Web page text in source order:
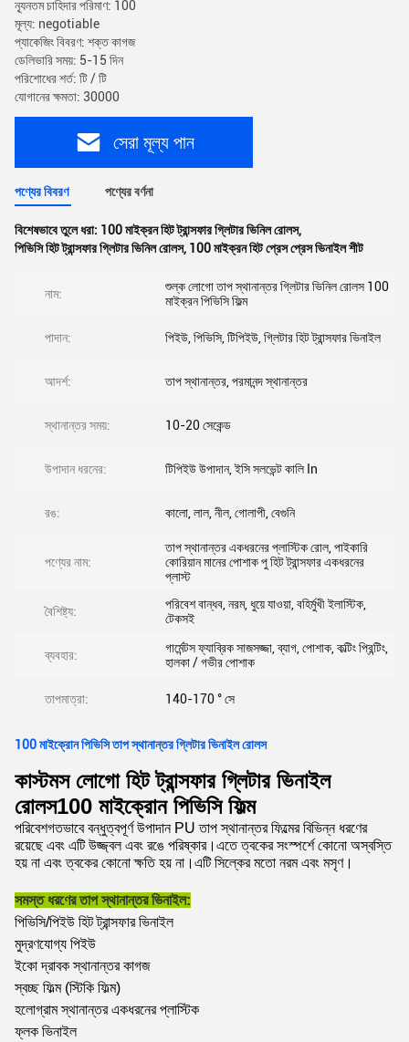
ন্যূনতম চাহিদার পরিমাণ: 100
মূল্য: negotiable
প্যাকেজিং বিবরণ: শক্ত কাগজ
ডেলিভারি সময়: 5-15 দিন
পরিশোধের শর্ত: টি / টি
যোগানের ক্ষমতা: 30000
সেরা মূল্য পান
পণ্যের বিবরণ পণ্যের বর্ণনা
বিশেষভাবে তুলে ধরা: 100 মাইক্রন হিট ট্রান্সফার গ্লিটার ভিনিল রোলস,
পিভিসি হিট ট্রান্সফার গ্লিটার ভিনিল রোলস, 100 মাইক্রন হিট প্রেস প্রেস ভিনাইল শীট
নাম:
শুল্ক লোগো তাপ স্থানান্তর গ্লিটার ভিনিল রোলস 100
মাইক্রন পিভিসি ফিল্ম
পাদান: পিইউ, পিভিসি, টিপিইউ, গ্লিটার হিট ট্রান্সফার ভিনাইল
আদর্শ: তাপ স্থানান্তর, পরমানন্দ স্থানান্তর
স্থানান্তর সময়: 10-20 সেকেন্ড
উপাদান ধরনের: টিপিইউ উপাদান, ইসি সলভেন্ট কালি In
রঙ: কালো, লাল, নীল, গোলাপী, বেগুনি
পণ্যের নাম:
তাপ স্থানান্তর একধরনের প্লাস্টিক রোল, পাইকারি
কোরিয়ান মানের পোশাক পু হিট ট্রান্সফার একধরনের
প্লাস্ট
বৈশিষ্ট্য:
পরিবেশ বান্ধব, নরম, ধুয়ে যাওয়া, বহির্মুখী ইলাস্টিক,
টেকসই
ব্যবহার:
গার্মেন্টস ফ্যাব্রিক সাজসজ্জা, ব্যাগ, পোশাক, কল্টিং প্রিন্টিং,
হালকা / গভীর পোশাক
তাপমাত্রা: 140-170 ° সে
100 মাইক্রোন পিভিসি তাপ স্থানান্তর গ্লিটার ভিনাইল রোলস
কাস্টমস লোগো হিট ট্রান্সফার গ্লিটার ভিনাইল
রোলস100 মাইক্রোন পিভিসি ফিল্ম
পরিবেশগতভাবে বন্ধুত্বপূর্ণ উপাদান PU তাপ স্থানান্তর ফিল্মের বিভিন্ন ধরণের
রয়েছে এবং এটি উজ্জ্বল এবং রঙে পরিষ্কার।এতে ত্বকের সংস্পর্শে কোনো অস্বস্তি
হয় না এবং ত্বকের কোনো ক্ষতি হয় না।এটি সিল্কের মতো নরম এবং মসৃণ।
সমস্ত ধরণের তাপ স্থানান্তর ভিনাইল:
পিভিসি/পিইউ হিট ট্রান্সফার ভিনাইল
মুদ্রণযোগ্য পিইউ
ইকো দ্রাবক স্থানান্তর কাগজ
স্বচ্ছ ফিল্ম (স্টিকি ফিল্ম)
হলোগ্রাম স্থানান্তর একধরনের প্লাস্টিক
ফ্লক ভিনাইল